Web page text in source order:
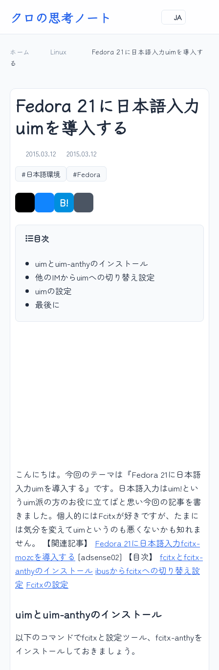
クロの思考ノート JA
ホーム Linux
Fedora 21に日本語入力uimを導入す
る
Fedora 21に日本語入力
uimを導入する
2015.03.12
2015.03.12
#日本語環境
#Fedora
B! シェア
目次
uimとuim-anthyのインストール
他のIMからuimへの切り替え設定
uimの設定
最後に
こんにちは。今回のテーマは『Fedora 21に日本語
入力uimを導入する』です。日本語入力はuim!とい
うuim派の方のお役に立てばと思い今回の記事を書
きました。個人的にはFcitxが好きですが、たまに
は気分を変えてuimというのも悪くないかも知れま
せん。 【関連記事】 Fedora 21に日本語入力fcitx-
mozcを導入する [adsense02] 【目次】 fcitxとfcitx-
anthyのインストール ibusからfcitxへの切り替え設
定 Fcitxの設定
uimとuim-anthyのインストール
以下のコマンドでfcitxと設定ツール、fcitx-anthyを
インストールしておきましょう。